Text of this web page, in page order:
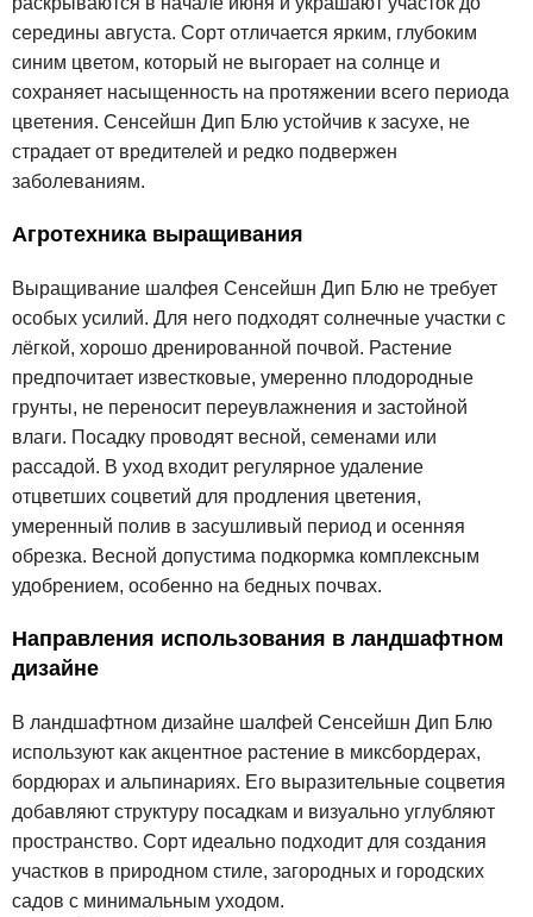
середины августа. Сорт отличается ярким, глубоким
синим цветом, который не выгорает на солнце и
сохраняет насыщенность на протяжении всего периода
цветения. Сенсейшн Дип Блю устойчив к засухе, не
страдает от вредителей и редко подвержен
заболеваниям.
Агротехника выращивания
Выращивание шалфея Сенсейшн Дип Блю не требует
особых усилий. Для него подходят солнечные участки с
лёгкой, хорошо дренированной почвой. Растение
предпочитает известковые, умеренно плодородные
грунты, не переносит переувлажнения и застойной
влаги. Посадку проводят весной, семенами или
рассадой. В уход входит регулярное удаление
отцветших соцветий для продления цветения,
умеренный полив в засушливый период и осенняя
обрезка. Весной допустима подкормка комплексным
удобрением, особенно на бедных почвах.
Направления использования в ландшафтном
дизайне
В ландшафтном дизайне шалфей Сенсейшн Дип Блю
используют как акцентное растение в миксбордерах,
бордюрах и альпинариях. Его выразительные соцветия
добавляют структуру посадкам и визуально углубляют
пространство. Сорт идеально подходит для создания
участков в природном стиле, загородных и городских
садов с минимальным уходом.